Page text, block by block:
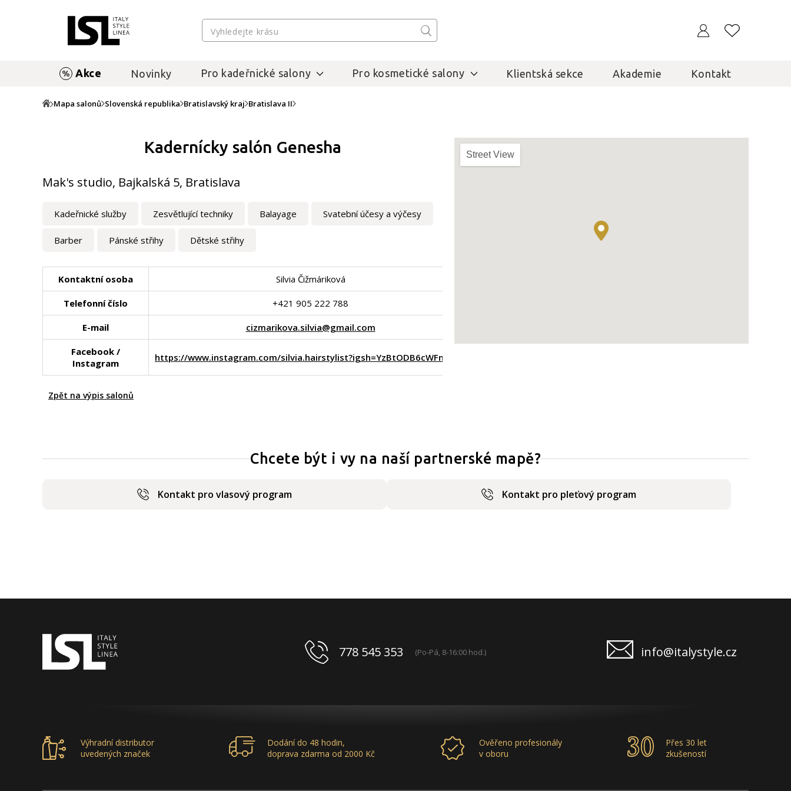
Akce Novinky Pro kadeřnické salony Pro kosmetické salony Klientská sekce Akademie Kontakt
Mapa salonů Slovenská republika Bratislavský kraj Bratislava II
Kadernícky salón Genesha
Mak's studio, Bajkalská 5, Bratislava
Kadeřnické služby Zesvětlující techniky Balayage Svatební účesy a výčesy
Barber Pánské střihy Dětské střihy
Kontaktní osoba Silvia Čižmáriková
Telefonní číslo +421 905 222 788
E-mail cizmarikova.silvia@gmail.com
Facebook /
Instagram
https://www.instagram.com/silvia.hairstylist?igsh=YzBtODB6cWFnd2Qy
Street View
Zpět na výpis salonů
Chcete být i vy na naší partnerské mapě?
Kontakt pro vlasový program Kontakt pro pleťový program
778 545 353 (Po-Pá, 8-16:00 hod.) info@italystyle.cz
Výhradní distributor
uvedených značek
Dodání do 48 hodin,
doprava zdarma od 2000 Kč
Ověřeno profesionály
v oboru
Přes 30 let
zkušeností